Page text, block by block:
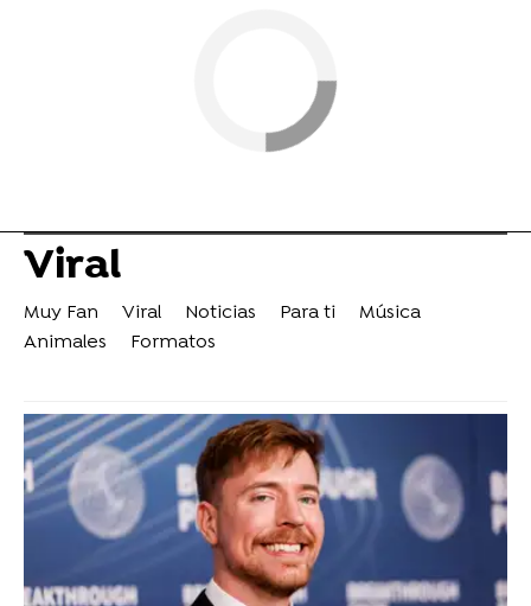
Viral
Muy Fan Viral Noticias Para ti
Música
Animales
Formatos